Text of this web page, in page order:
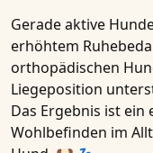
Gerade aktive
erhöhtem
orthopädischen
Liegeposition
Das Ergebnis ist ein
Wohlbefinden im